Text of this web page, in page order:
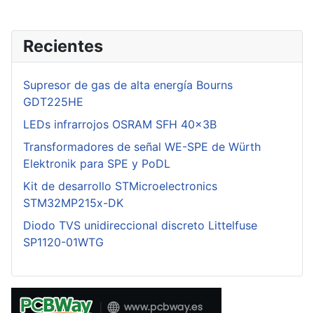
Recientes
Supresor de gas de alta energía Bourns
GDT225HE
LEDs infrarrojos OSRAM SFH 40x3B
Transformadores de señal WE-SPE de Würth
Elektronik para SPE y PoDL
Kit de desarrollo STMicroelectronics
STM32MP215x-DK
Diodo TVS unidireccional discreto Littelfuse
SP1120-01WTG